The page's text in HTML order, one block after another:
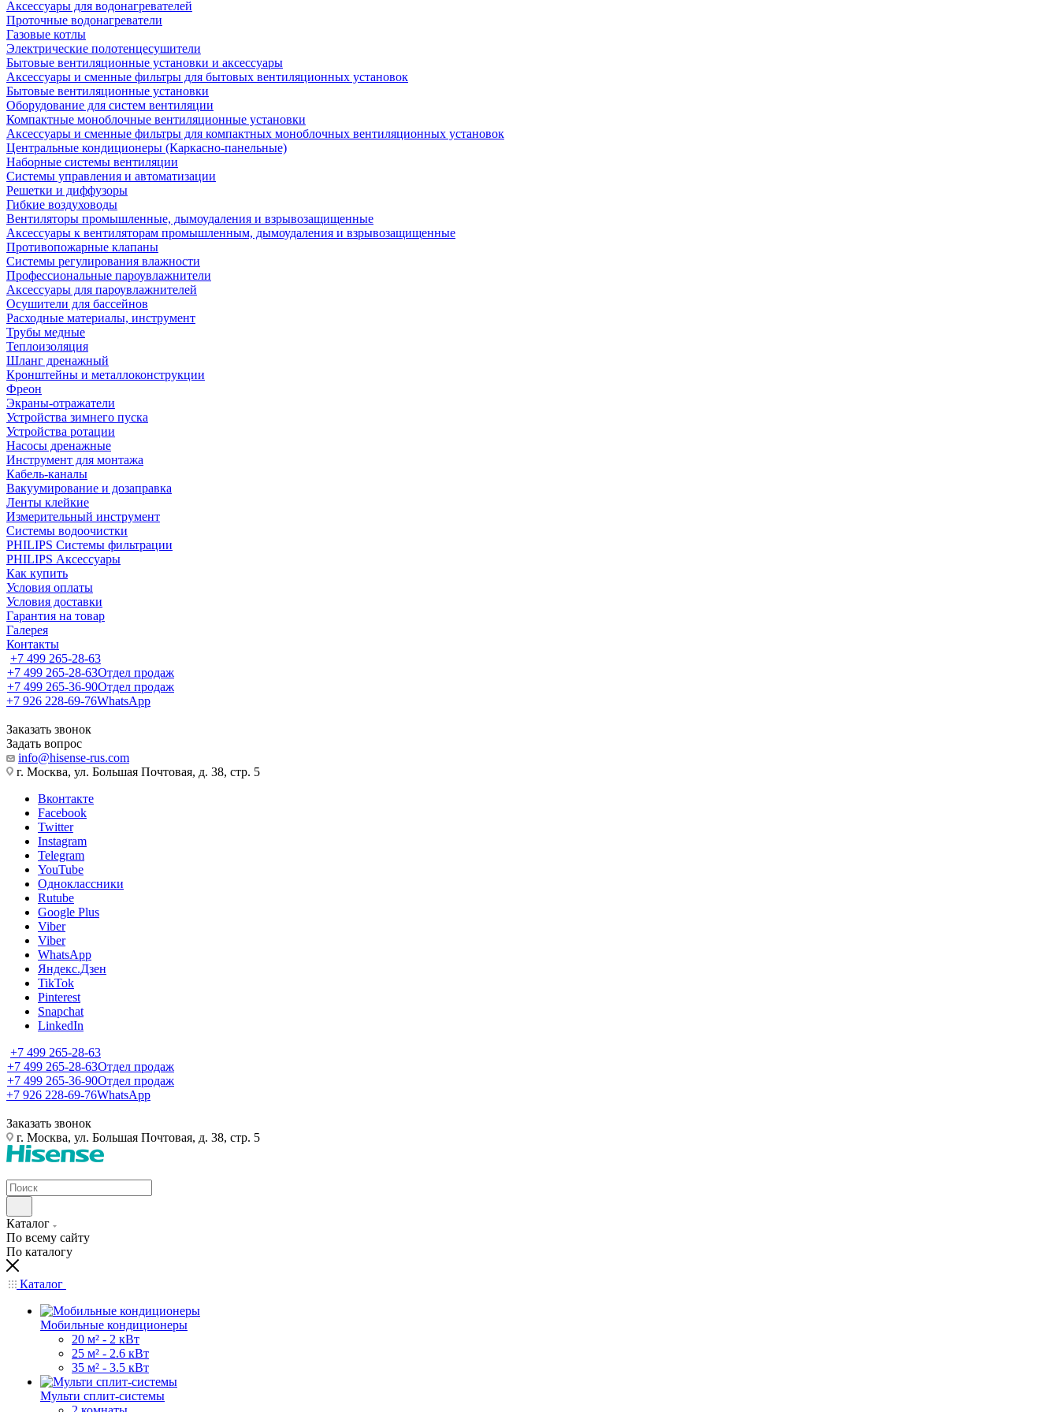
Аксессуары для водонагревателей
Проточные водонагреватели
Газовые котлы
Электрические полотенцесушители
Бытовые вентиляционные установки и аксессуары
Аксессуары и сменные фильтры для бытовых вентиляционных установок
Бытовые вентиляционные установки
Оборудование для систем вентиляции
Компактные моноблочные вентиляционные установки
Аксессуары и сменные фильтры для компактных моноблочных вентиляционных установок
Центральные кондиционеры (Каркасно-панельные)
Наборные системы вентиляции
Системы управления и автоматизации
Решетки и диффузоры
Гибкие воздуховоды
Вентиляторы промышленные, дымоудаления и взрывозащищенные
Аксессуары к вентиляторам промышленным, дымоудаления и взрывозащищенные
Противопожарные клапаны
Системы регулирования влажности
Профессиональные пароувлажнители
Аксессуары для пароувлажнителей
Осушители для бассейнов
Расходные материалы, инструмент
Трубы медные
Теплоизоляция
Шланг дренажный
Кронштейны и металлоконструкции
Фреон
Экраны-отражатели
Устройства зимнего пуска
Устройства ротации
Насосы дренажные
Инструмент для монтажа
Кабель-каналы
Вакуумирование и дозаправка
Ленты клейкие
Измерительный инструмент
Системы водоочистки
PHILIPS Системы фильтрации
PHILIPS Аксессуары
Как купить
Условия оплаты
Условия доставки
Гарантия на товар
Галерея
Контакты
+7 499 265-28-63
+7 499 265-28-63Отдел продаж
+7 499 265-36-90Отдел продаж
+7 926 228-69-76WhatsApp
Заказать звонок
Задать вопрос
info@hisense-rus.com
г. Москва, ул. Большая Почтовая, д. 38, стр. 5
Вконтакте
Facebook
Twitter
Instagram
Telegram
YouTube
Одноклассники
Rutube
Google Plus
Viber
Viber
WhatsApp
Яндекс.Дзен
TikTok
Pinterest
Snapchat
LinkedIn
+7 499 265-28-63
+7 499 265-28-63Отдел продаж
+7 499 265-36-90Отдел продаж
+7 926 228-69-76WhatsApp
Заказать звонок
г. Москва, ул. Большая Почтовая, д. 38, стр. 5
Каталог
По всему сайту
По каталогу
Каталог
Мобильные кондиционеры
20 м² - 2 кВт
25 м² - 2.6 кВт
35 м² - 3.5 кВт
Мульти сплит-системы